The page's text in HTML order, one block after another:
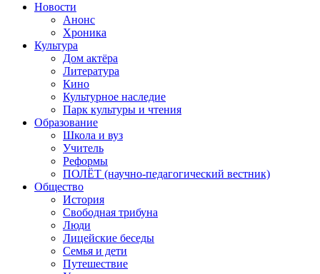
Новости
Анонс
Хроника
Культура
Дом актёра
Литература
Кино
Культурное наследие
Парк культуры и чтения
Образование
Школа и вуз
Учитель
Реформы
ПОЛЁТ (научно-педагогический вестник)
Общество
История
Свободная трибуна
Люди
Лицейские беседы
Семья и дети
Путешествие